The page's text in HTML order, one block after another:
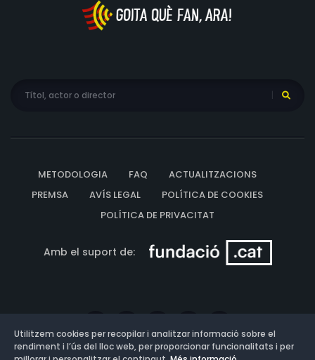
METODOLOGIA FAQ
ACTUALITZACIONS
PREMSA
AVÍS LEGAL
POLÍTICA DE COOKIES
POLÍTICA DE PRIVACITAT
Amb el suport de:
Utilitzem cookies per recopilar i analitzar informació sobre el
rendiment i l’ús del lloc web, per proporcionar funcionalitats i per